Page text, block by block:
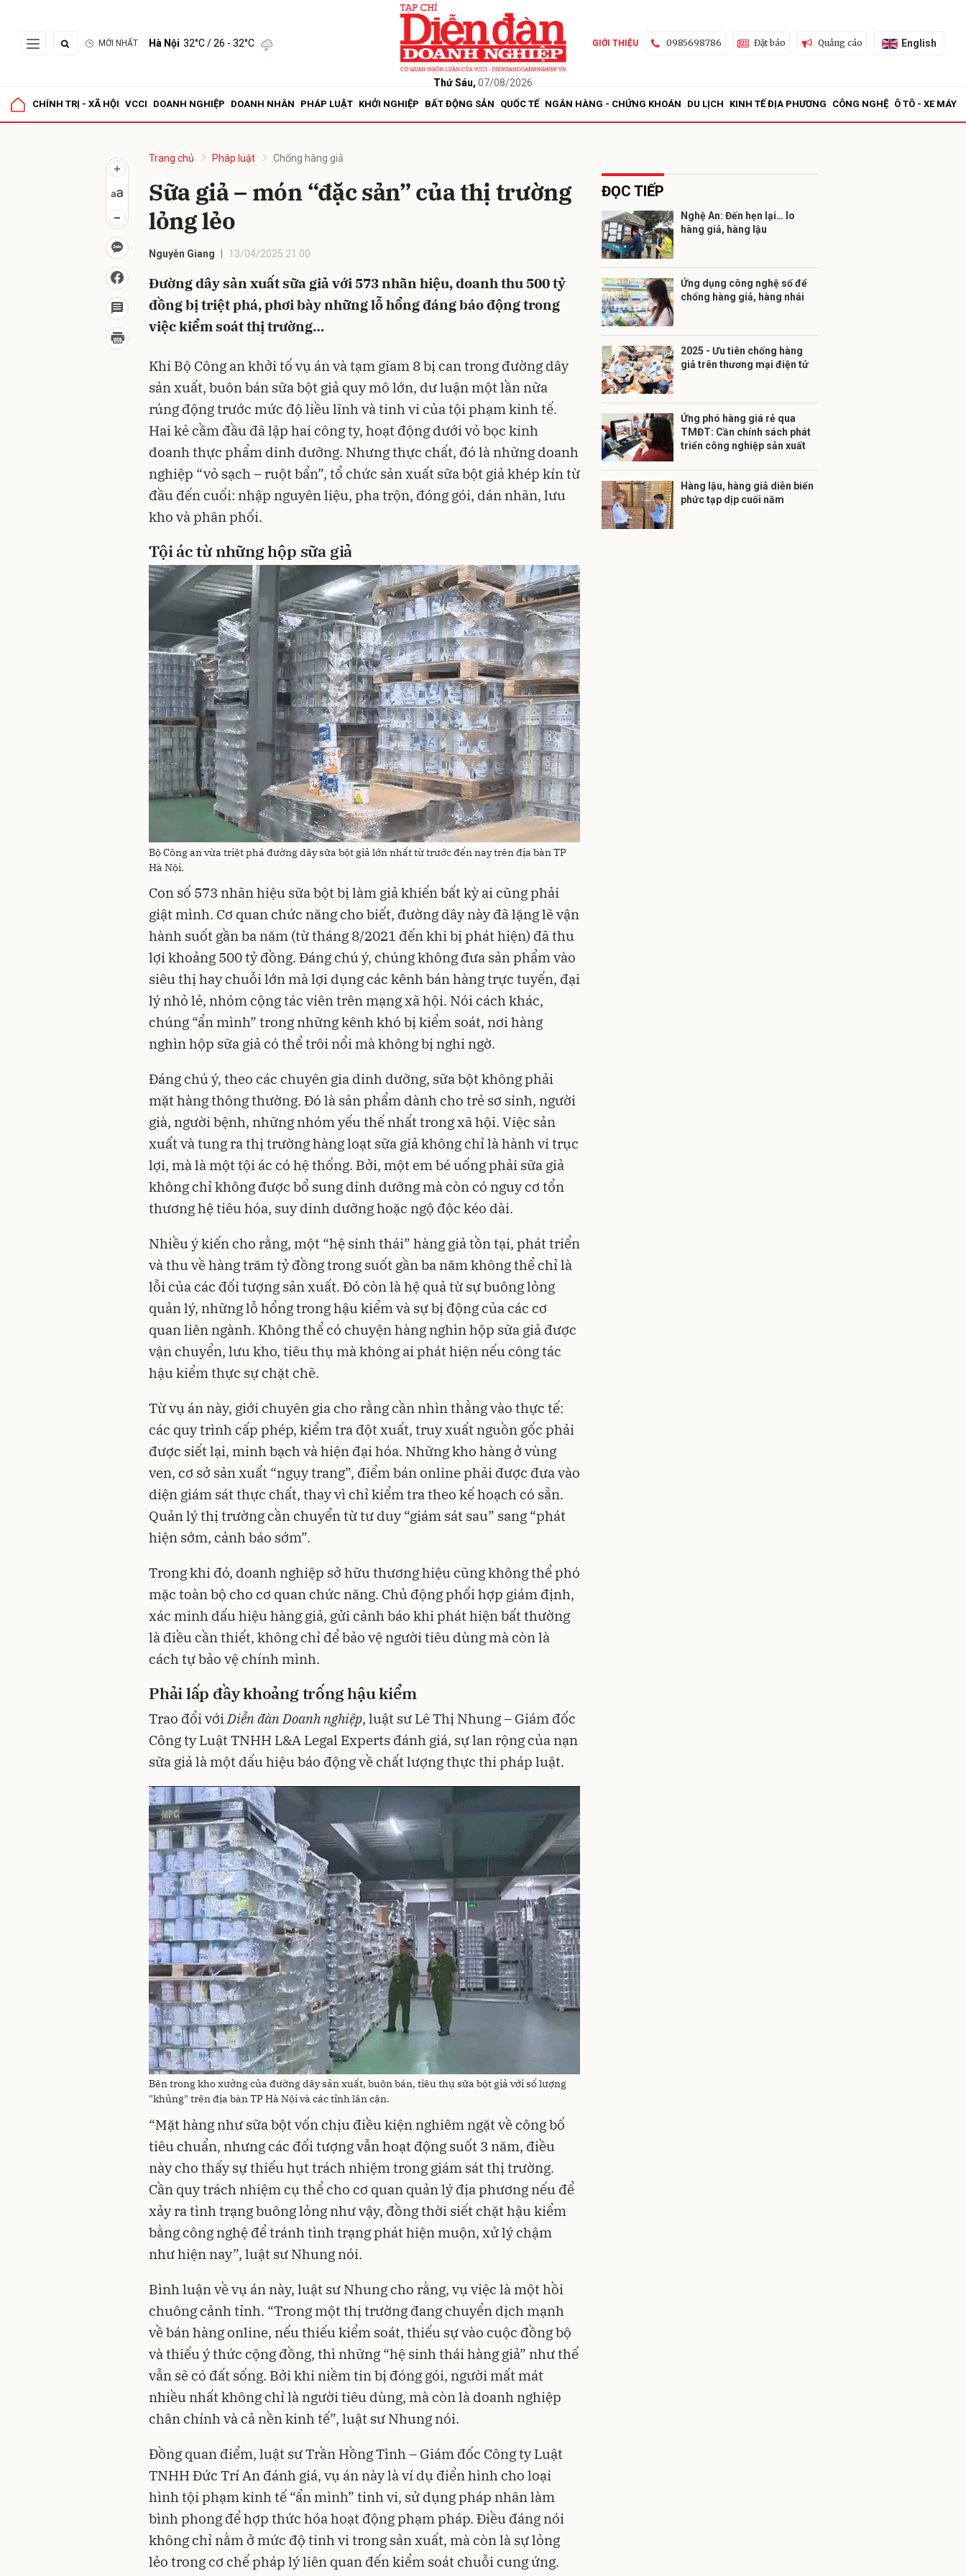
MỚI NHẤT Hà Nội 32°C/ 26 - 32°C
Thứ Sáu, 07/08/2026
GIỚI THIỆU 0985698786 Đặt báo Quảng cáo English
CHÍNH TRỊ - XÃ HỘI VCCI DOANH NGHIỆP DOANH NHÂN PHÁP LUẬT KHỞI NGHIỆP BẤT ĐỘNG SẢN QUỐC TẾ NGÂN HÀNG - CHỨNG KHOÁN DU LỊCH KINH TẾ ĐỊA PHƯƠNG CÔNG NGHỆ Ô TÔ - XE MÁY
Trang chủ Pháp luật Chống hàng giả
Sữa giả – món “đặc sản” của thị trường
lỏng lẻo
Nguyễn Giang 13/04/2025 21:00
Đường dây sản xuất sữa giả với 573 nhãn hiệu, doanh thu 500 tỷ
đồng bị triệt phá, phơi bày những lỗ hổng đáng báo động trong
việc kiểm soát thị trường…
Khi Bộ Công an khởi tố vụ án và tạm giam 8 bị can trong đường dây
sản xuất, buôn bán sữa bột giả quy mô lớn, dư luận một lần nữa
rúng động trước mức độ liều lĩnh và tinh vi của tội phạm kinh tế.
Hai kẻ cầm đầu đã lập hai công ty, hoạt động dưới vỏ bọc kinh
doanh thực phẩm dinh dưỡng. Nhưng thực chất, đó là những doanh
nghiệp “vỏ sạch – ruột bẩn”, tổ chức sản xuất sữa bột giả khép kín từ
đầu đến cuối: nhập nguyên liệu, pha trộn, đóng gói, dán nhãn, lưu
kho và phân phối.
Tội ác từ những hộp sữa giả
Bộ Công an vừa triệt phá đường dây sữa bột giả lớn nhất từ trước đến nay trên địa bàn TP
Hà Nội.
Con số 573 nhãn hiệu sữa bột bị làm giả khiến bất kỳ ai cũng phải
giật mình. Cơ quan chức năng cho biết, đường dây này đã lặng lẽ vận
hành suốt gần ba năm (từ tháng 8/2021 đến khi bị phát hiện) đã thu
lợi khoảng 500 tỷ đồng. Đáng chú ý, chúng không đưa sản phẩm vào
siêu thị hay chuỗi lớn mà lợi dụng các kênh bán hàng trực tuyến, đại
lý nhỏ lẻ, nhóm cộng tác viên trên mạng xã hội. Nói cách khác,
chúng “ẩn mình” trong những kênh khó bị kiểm soát, nơi hàng
nghìn hộp sữa giả có thể trôi nổi mà không bị nghi ngờ.
Đáng chú ý, theo các chuyên gia dinh dưỡng, sữa bột không phải
mặt hàng thông thường. Đó là sản phẩm dành cho trẻ sơ sinh, người
già, người bệnh, những nhóm yếu thế nhất trong xã hội. Việc sản
xuất và tung ra thị trường hàng loạt sữa giả không chỉ là hành vi trục
lợi, mà là một tội ác có hệ thống. Bởi, một em bé uống phải sữa giả
không chỉ không được bổ sung dinh dưỡng mà còn có nguy cơ tổn
thương hệ tiêu hóa, suy dinh dưỡng hoặc ngộ độc kéo dài.
Nhiều ý kiến cho rằng, một “hệ sinh thái” hàng giả tồn tại, phát triển
và thu về hàng trăm tỷ đồng trong suốt gần ba năm không thể chỉ là
lỗi của các đối tượng sản xuất. Đó còn là hệ quả từ sự buông lỏng
quản lý, những lỗ hổng trong hậu kiểm và sự bị động của các cơ
quan liên ngành. Không thể có chuyện hàng nghìn hộp sữa giả được
vận chuyển, lưu kho, tiêu thụ mà không ai phát hiện nếu công tác
hậu kiểm thực sự chặt chẽ.
Từ vụ án này, giới chuyên gia cho rằng cần nhìn thẳng vào thực tế:
các quy trình cấp phép, kiểm tra đột xuất, truy xuất nguồn gốc phải
được siết lại, minh bạch và hiện đại hóa. Những kho hàng ở vùng
ven, cơ sở sản xuất “ngụy trang”, điểm bán online phải được đưa vào
diện giám sát thực chất, thay vì chỉ kiểm tra theo kế hoạch có sẵn.
Quản lý thị trường cần chuyển từ tư duy “giám sát sau” sang “phát
hiện sớm, cảnh báo sớm”.
Trong khi đó, doanh nghiệp sở hữu thương hiệu cũng không thể phó
mặc toàn bộ cho cơ quan chức năng. Chủ động phối hợp giám định,
xác minh dấu hiệu hàng giả, gửi cảnh báo khi phát hiện bất thường
là điều cần thiết, không chỉ để bảo vệ người tiêu dùng mà còn là
cách tự bảo vệ chính mình.
Phải lấp đầy khoảng trống hậu kiểm
Trao đổi với Diễn đàn Doanh nghiệp, luật sư Lê Thị Nhung – Giám đốc
Công ty Luật TNHH L&A Legal Experts đánh giá, sự lan rộng của nạn
sữa giả là một dấu hiệu báo động về chất lượng thực thi pháp luật.
Bên trong kho xưởng của đường dây sản xuất, buôn bán, tiêu thụ sữa bột giả với số lượng
"khủng" trên địa bàn TP Hà Nội và các tỉnh lân cận.
“Mặt hàng như sữa bột vốn chịu điều kiện nghiêm ngặt về công bố
tiêu chuẩn, nhưng các đối tượng vẫn hoạt động suốt 3 năm, điều
này cho thấy sự thiếu hụt trách nhiệm trong giám sát thị trường.
Cần quy trách nhiệm cụ thể cho cơ quan quản lý địa phương nếu để
xảy ra tình trạng buông lỏng như vậy, đồng thời siết chặt hậu kiểm
bằng công nghệ để tránh tình trạng phát hiện muộn, xử lý chậm
như hiện nay”, luật sư Nhung nói.
Bình luận về vụ án này, luật sư Nhung cho rằng, vụ việc là một hồi
chuông cảnh tỉnh. “Trong một thị trường đang chuyển dịch mạnh
về bán hàng online, nếu thiếu kiểm soát, thiếu sự vào cuộc đồng bộ
và thiếu ý thức cộng đồng, thì những “hệ sinh thái hàng giả” như thế
vẫn sẽ có đất sống. Bởi khi niềm tin bị đóng gói, người mất mát
nhiều nhất không chỉ là người tiêu dùng, mà còn là doanh nghiệp
chân chính và cả nền kinh tế”, luật sư Nhung nói.
Đồng quan điểm, luật sư Trần Hồng Tình – Giám đốc Công ty Luật
TNHH Đức Trí An đánh giá, vụ án này là ví dụ điển hình cho loại
hình tội phạm kinh tế “ẩn mình” tinh vi, sử dụng pháp nhân làm
bình phong để hợp thức hóa hoạt động phạm pháp. Điều đáng nói
không chỉ nằm ở mức độ tinh vi trong sản xuất, mà còn là sự lỏng
lẻo trong cơ chế pháp lý liên quan đến kiểm soát chuỗi cung ứng.
ĐỌC TIẾP
Nghệ An: Đến hẹn lại… lo
hàng giả, hàng lậu
Ứng dụng công nghệ số để
chống hàng giả, hàng nhái
2025 - Ưu tiên chống hàng
giả trên thương mại điện tử
Ứng phó hàng giá rẻ qua
TMĐT: Cần chính sách phát
triển công nghiệp sản xuất
Hàng lậu, hàng giả diễn biến
phức tạp dịp cuối năm
Gửi